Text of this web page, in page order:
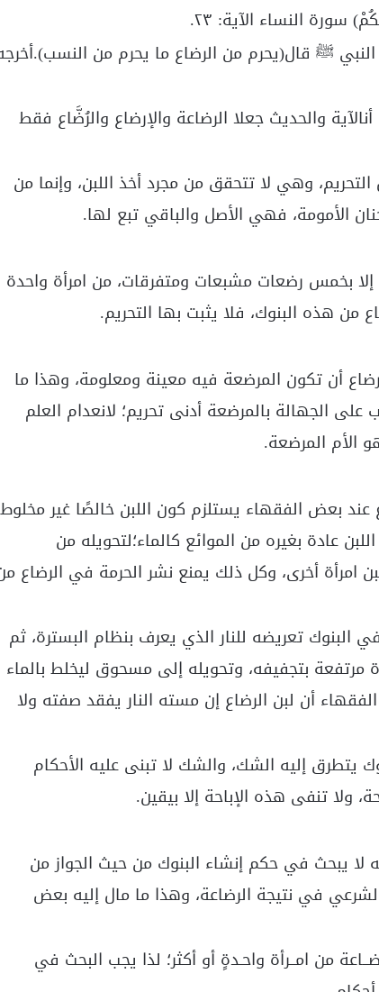
النساء الآية: ٢٣.
ﷺ قال(يحرم من الرضاع ما يحرم من
أنالآية والحديث جعلا الرضاعة والإرضاع والرُضَّاع فقط
وهي لا تتحقق من مجرد أخذ اللبن، وإنما من
الأمومة، فهي الأصل والباقي تبع لها.
إلا بخمس رضعات مشبعات ومتفرقات، من امرأة واحدة
هذه البنوك، فلا يثبت بها التحريم.
أن تكون المرضعة فيه معينة ومعلومة، وهذا ما
الجهالة بالمرضعة أدنى تحريم؛ لانعدام العلم
الأم المرضعة.
بعض الفقهاء يستلزم كون اللبن خالصًا غير مخلوط
عادة بغيره من الموائع كالماء؛لتحويله من
امرأة أخرى، وكل ذلك يمنع نشر الحرمة في الرضاع
تعريضه للنار الذي يعرف بنظام البسترة، ثم
مرتفعة بتجفيفه، وتحويله إلى مسحوق ليخلط بالماء
أن لبن الرضاع إن مسته النار يفقد صفته ولا
يتطرق إليه الشك، والشك لا تبنى عليه الأحكام
ولا تنفى هذه الإباحة إلا بيقين.
لا يبحث في حكم إنشاء البنوك من حيث الجواز من
في نتيجة الرضاعة، وهذا ما مال إليه بعض
من امــرأة واحـدةٍ أو أكثر؛ لذا يجب البحث في